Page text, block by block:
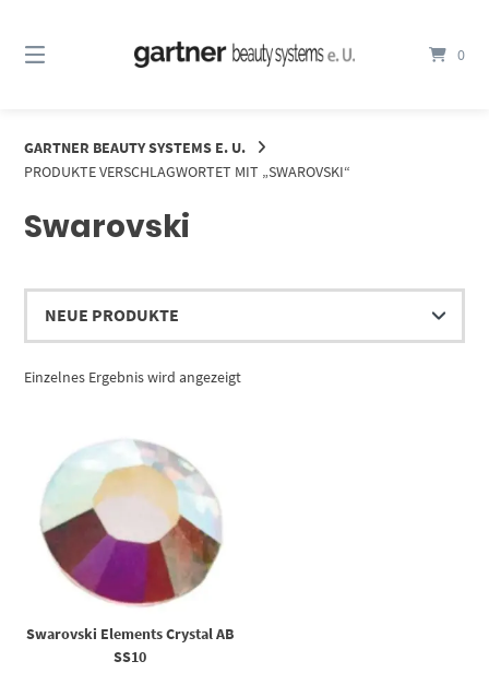
Inhalt
0
GARTNER BEAUTY SYSTEMS E. U.
PRODUKTE VERSCHLAGWORTET MIT „SWAROVSKI“
Swarovski
Einzelnes Ergebnis wird angezeigt
Swarovski Elements Crystal AB
SS10